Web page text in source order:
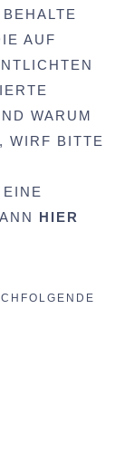
AUF
WARUM
WIRF BITTE
EINE
HIER